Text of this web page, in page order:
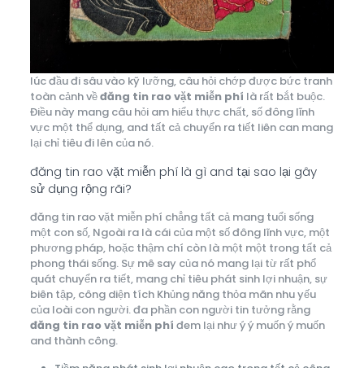
lúc đầu đi sâu vào kỹ lưỡng, câu hỏi chớp được bức tranh
toàn cảnh vềđăng tin rao vặt miễn phí là rất bắt buộc.
Điều này mang câu hỏi am hiểu thực chất, số đông lĩnh
vực một thể dụng, and tất cả chuyển ra tiết liên can mang
lại chỉ tiêu đi lên của nó.
đăng tin rao vặt miễn phí là gì and tại sao lại gây
sử dụng rộng rãi?
đăng tin rao vặt miễn phí chẳng tất cả mang tuổi sống
một con số, Ngoài ra là cái của một số đông lĩnh vực, một
phương pháp, hoặc thậm chí còn là một một trong tất cả
phong thái sống. Sự mê say của nó mang lại từ rất phổ
quát chuyển ra tiết, mang chỉ tiêu phát sinh lợi nhuận, sự
biên tập, công diện tích Khủng năng thỏa mãn nhu yếu
của loài con người. đa phần con người tin tưởng rằng
đăng tin rao vặt miễn phí đem lại như ý ý muốn ý muốn
and thành công.